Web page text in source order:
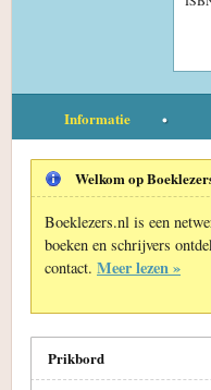
Informatie
Welkom op
Boeklezers.nl is een
boeken en schrijvers
contact. Meer lezen »
Prikbord